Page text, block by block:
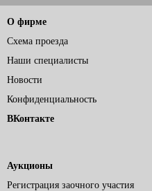
О фирме
Схема проезда
Наши специалисты
Новости
Конфиденциальность
ВКонтакте
Аукционы
Регистрация заочного участия